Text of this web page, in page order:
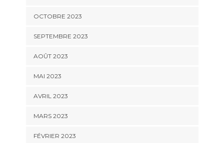
OCTOBRE 2023
SEPTEMBRE 2023
AOÛT 2023
MAI 2023
AVRIL 2023
MARS 2023
FÉVRIER 2023